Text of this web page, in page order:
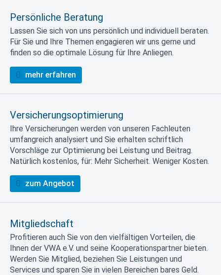
Persönliche Beratung
Lassen Sie sich von uns persönlich und individuell beraten.
Für Sie und Ihre Themen engagieren wir uns gerne und
finden so die optimale Lösung für Ihre Anliegen.
mehr erfahren
Versicherungsoptimierung
Ihre Versicherungen werden von unseren Fachleuten
umfangreich analysiert und Sie erhalten schriftlich
Vorschläge zur Optimierung bei Leistung und Beitrag.
Natürlich kostenlos, für: Mehr Sicherheit. Weniger Kosten.
zum Angebot
Mitgliedschaft
Profitieren auch Sie von den vielfältigen Vorteilen, die
Ihnen der VWA e.V. und seine Kooperationspartner bieten.
Werden Sie Mitglied, beziehen Sie Leistungen und
Services und sparen Sie in vielen Bereichen bares Geld.